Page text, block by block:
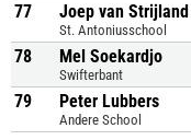
77 Joep van Strijland
St. Antoniusschool
78 Mel Soekardjo
Swifterbant
79 Peter Lubbers
Andere School